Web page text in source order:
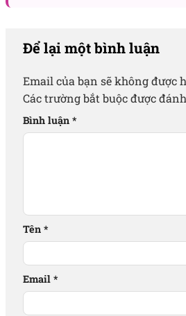
Để lại một bình luận
Email của bạn sẽ không được
Các trường bắt buộc được
Bình luận *
Tên *
Email *